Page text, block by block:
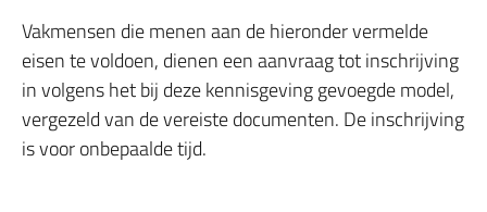
Vakmensen die menen aan de hieronder vermelde
eisen te voldoen, dienen een aanvraag tot inschrijving
in volgens het bij deze kennisgeving gevoegde model,
vergezeld van de vereiste documenten. De inschrijving
is voor onbepaalde tijd.